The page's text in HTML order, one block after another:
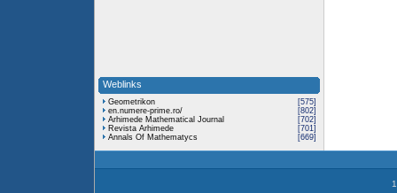
Weblinks
Geometrikon
[575]
en.numere-prime.ro/
[802]
Arhimede Mathematical Journal
[702]
Revista Arhimede
[701]
Annals Of Mathematycs
[669]